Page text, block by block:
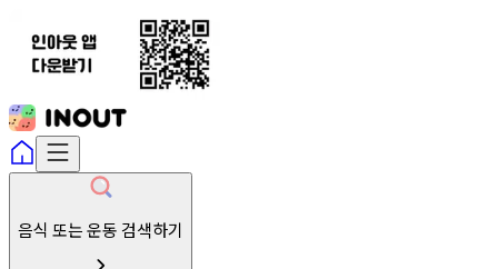
음식 또는 운동 검색하기